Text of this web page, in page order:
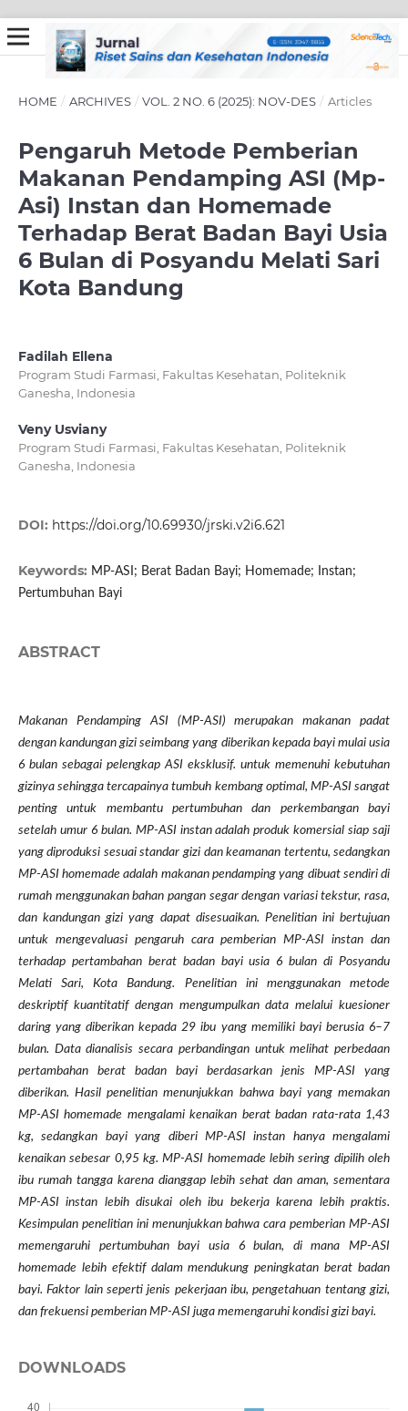
HOME / ARCHIVES / VOL. 2 NO. 6 (2025): NOV-DES / Articles
Pengaruh Metode Pemberian
Makanan Pendamping ASI (Mp-
Asi) Instan dan Homemade
Terhadap Berat Badan Bayi Usia
6 Bulan di Posyandu Melati Sari
Kota Bandung
Fadilah Ellena
Program Studi Farmasi, Fakultas Kesehatan, Politeknik
Ganesha, Indonesia
Veny Usviany
Program Studi Farmasi, Fakultas Kesehatan, Politeknik
Ganesha, Indonesia
DOI: https://doi.org/10.69930/jrski.v2i6.621
Keywords: MP-ASI; Berat Badan Bayi; Homemade; Instan;
Pertumbuhan Bayi
ABSTRACT
Makanan Pendamping ASI (MP-ASI) merupakan makanan padat
dengan kandungan gizi seimbang yang diberikan kepada bayi mulai usia
6 bulan sebagai pelengkap ASI eksklusif. untuk memenuhi kebutuhan
gizinya sehingga tercapainya tumbuh kembang optimal, MP-ASI sangat
penting untuk membantu pertumbuhan dan perkembangan bayi
setelah umur 6 bulan. MP-ASI instan adalah produk komersial siap saji
yang diproduksi sesuai standar gizi dan keamanan tertentu, sedangkan
MP-ASI homemade adalah makanan pendamping yang dibuat sendiri di
rumah menggunakan bahan pangan segar dengan variasi tekstur, rasa,
dan kandungan gizi yang dapat disesuaikan. Penelitian ini bertujuan
untuk mengevaluasi pengaruh cara pemberian MP-ASI instan dan
terhadap pertambahan berat badan bayi usia 6 bulan di Posyandu
Melati Sari, Kota Bandung. Penelitian ini menggunakan metode
deskriptif kuantitatif dengan mengumpulkan data melalui kuesioner
daring yang diberikan kepada 29 ibu yang memiliki bayi berusia 6–7
bulan. Data dianalisis secara perbandingan untuk melihat perbedaan
pertambahan berat badan bayi berdasarkan jenis MP-ASI yang
diberikan. Hasil penelitian menunjukkan bahwa bayi yang memakan
MP-ASI homemade mengalami kenaikan berat badan rata-rata 1,43
kg, sedangkan bayi yang diberi MP-ASI instan hanya mengalami
kenaikan sebesar 0,95 kg. MP-ASI homemade lebih sering dipilih oleh
ibu rumah tangga karena dianggap lebih sehat dan aman, sementara
MP-ASI instan lebih disukai oleh ibu bekerja karena lebih praktis.
Kesimpulan penelitian ini menunjukkan bahwa cara pemberian MP-ASI
memengaruhi pertumbuhan bayi usia 6 bulan, di mana MP-ASI
homemade lebih efektif dalam mendukung peningkatan berat badan
bayi. Faktor lain seperti jenis pekerjaan ibu, pengetahuan tentang gizi,
dan frekuensi pemberian MP-ASI juga memengaruhi kondisi gizi bayi.
DOWNLOADS